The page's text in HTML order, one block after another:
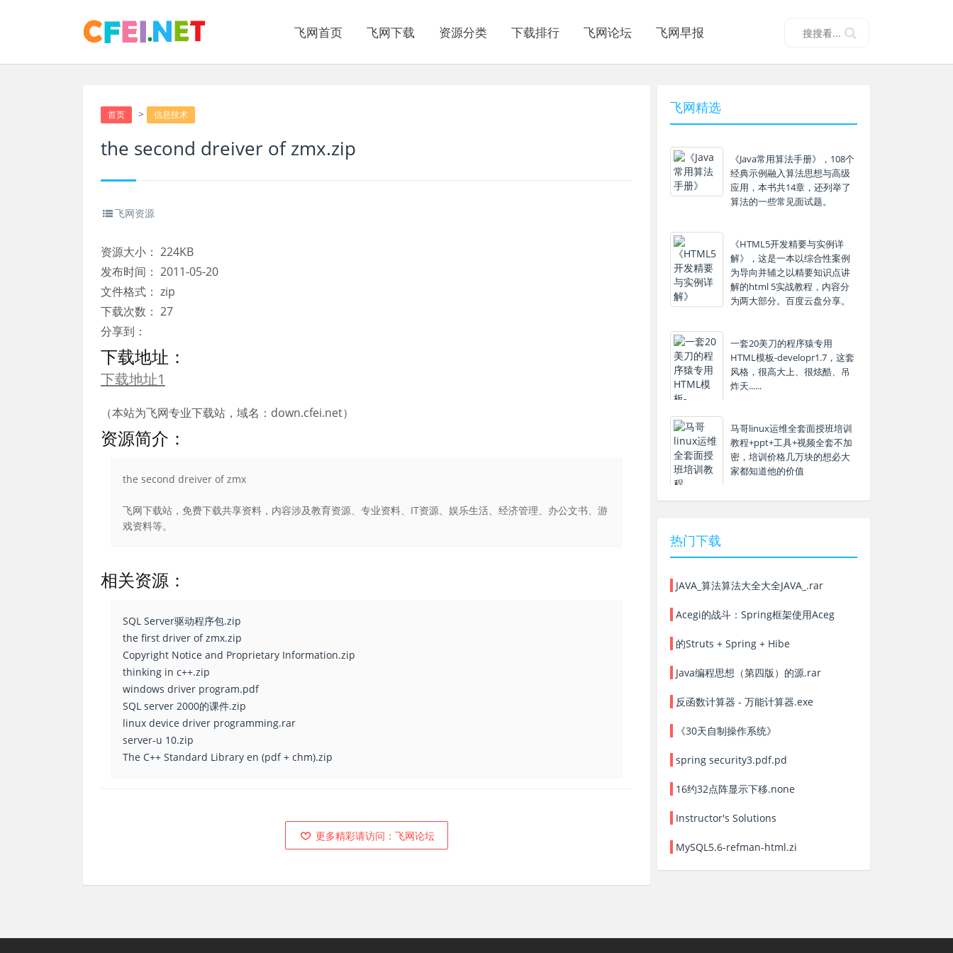
飞网首页 飞网下载 资源分类 下载排行 飞网论坛 飞网早报
首页 > 信息技术
the second dreiver of zmx.zip
飞网资源
资源大小： 224KB
发布时间： 2011-05-20
文件格式： zip
下载次数： 27
分享到：
下载地址：
下载地址1
（本站为飞网专业下载站，域名：down.cfei.net）
资源简介：
the second dreiver of zmx
飞网下载站，免费下载共享资料，内容涉及教育资源、专业资料、IT资源、娱乐生活、经济管理、办公文书、游
戏资料等。
相关资源：
SQL Server驱动程序包.zip
the first driver of zmx.zip
Copyright Notice and Proprietary Information.zip
thinking in c++.zip
windows driver program.pdf
SQL server 2000的课件.zip
linux device driver programming.rar
server-u 10.zip
The C++ Standard Library en (pdf + chm).zip
更多精彩请访问：飞网论坛
飞网精选
《Java常用算法手册》，108个
经典示例融入算法思想与高级
应用，本书共14章，还列举了
算法的一些常见面试题。
《HTML5开发精要与实例详
解》，这是一本以综合性案例
为导向并辅之以精要知识点讲
解的html 5实战教程，内容分
为两大部分。百度云盘分享。
一套20美刀的程序猿专用
HTML模板-developr1.7，这套
风格，很高大上、很炫酷、吊
炸天......
马哥linux运维全套面授班培训
教程+ppt+工具+视频全套不加
密，培训价格几万块的想必大
家都知道他的价值
热门下载
JAVA_算法算法大全大全JAVA_.rar
Acegi的战斗：Spring框架使用Aceg
的Struts + Spring + Hibe
Java编程思想（第四版）的源.rar
反函数计算器 - 万能计算器.exe
《30天自制操作系统》
spring security3.pdf.pd
16约32点阵显示下移.none
Instructor's Solutions
MySQL5.6-refman-html.zi